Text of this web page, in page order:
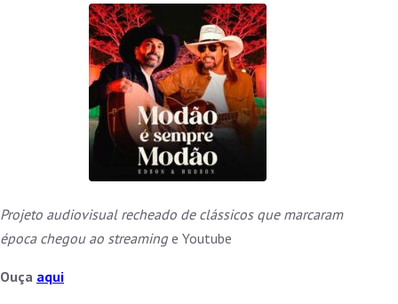
Projeto audiovisual recheado de clássicos que marcaram
época chegou ao streaming e Youtube
Ouça aqui